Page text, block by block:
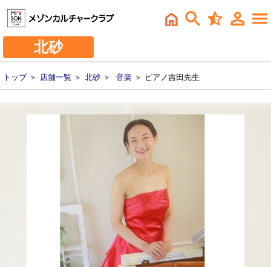
北砂
トップ＞ 店舗一覧 ＞ 北砂 ＞ 音楽 ＞ ピアノ吉田先生